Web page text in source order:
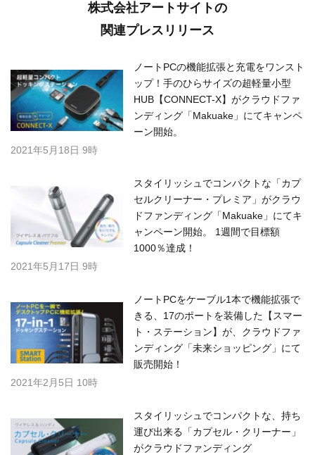
株式会社アートサイトの
関連プレスリリース
ノートPCの機能拡張と充電をワンスト
ップ！手のひらサイズの超軽量小型
HUB【CONNECT-X】がクラウドファ
ンディング「Makuake」にてキャンペ
ーン開始。
2021年5月18日 9時
スタイリッシュでコンパクトな「カプ
セルクリーナー・プレミア」がクラウ
ドファンディング「Makuake」にてキ
ャンペーン開始。 1週間で目標額
1000％達成！
2021年5月17日 9時
ノートPCをケーブル1本で機能拡張で
きる、17のポートを装備した【スマー
ト・ステーション】が、クラウドファ
ンディング「未来ショッピング」にて
販売開始！
2021年2月5日 10時
スタイリッシュでコンパクトな、持ち
運び出来る「カプセル・クリーナー」
がクラウドファンディング